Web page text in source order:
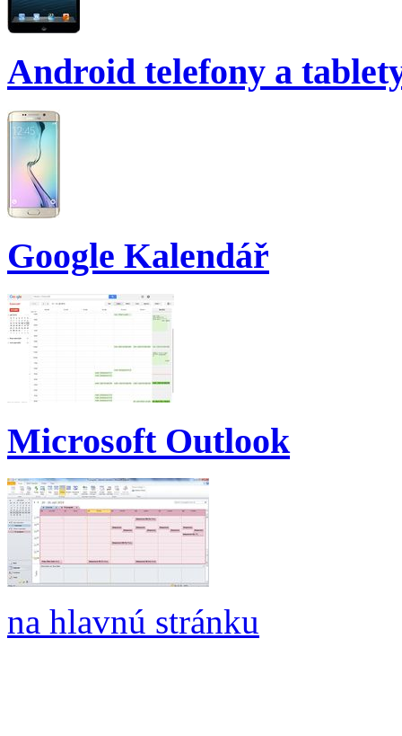
Android telefony a
Google Kalendář
Microsoft Outlook
na hlavnú stránku